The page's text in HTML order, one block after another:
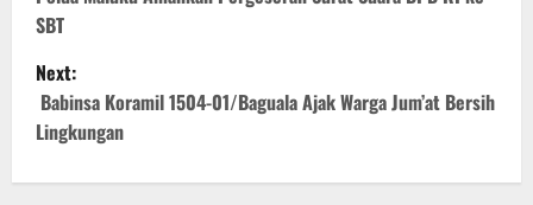
s
t
n
SBT
Next:
Babinsa Koramil 1504-01/Baguala Ajak Warga Jum’at Bersih
Lingkungan